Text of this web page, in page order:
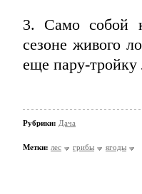
3. Само собой
сезоне живого
еще пару-тройку
Рубрики: Дача
Метки: лес грибы ягоды